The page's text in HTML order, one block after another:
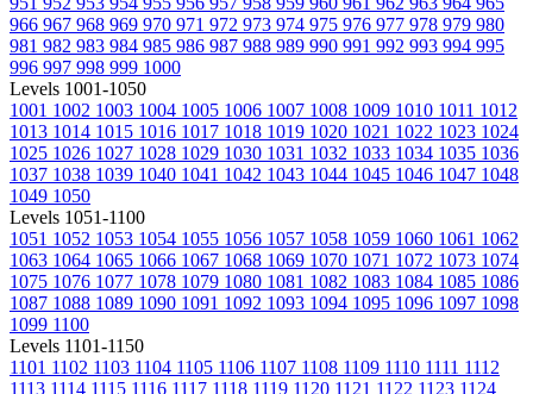
966 967 968 969 970 971 972 973 974 975 976 977 978 979 980
981 982 983 984 985 986 987 988 989 990 991 992 993 994 995
996 997 998 999 1000
Levels 1001-1050
1001 1002 1003 1004 1005 1006 1007 1008 1009 1010 1011 1012
1013 1014 1015 1016 1017 1018 1019 1020 1021 1022 1023 1024
1025 1026 1027 1028 1029 1030 1031 1032 1033 1034 1035 1036
1037 1038 1039 1040 1041 1042 1043 1044 1045 1046 1047 1048
1049 1050
Levels 1051-1100
1051 1052 1053 1054 1055 1056 1057 1058 1059 1060 1061 1062
1063 1064 1065 1066 1067 1068 1069 1070 1071 1072 1073 1074
1075 1076 1077 1078 1079 1080 1081 1082 1083 1084 1085 1086
1087 1088 1089 1090 1091 1092 1093 1094 1095 1096 1097 1098
1099 1100
Levels 1101-1150
1101 1102 1103 1104 1105 1106 1107 1108 1109 1110 1111 1112
1113 1114 1115 1116 1117 1118 1119 1120 1121 1122 1123 1124